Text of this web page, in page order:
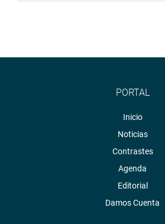
PORTAL
Inicio
Noticias
Contrastes
Agenda
Editorial
Damos Cuenta